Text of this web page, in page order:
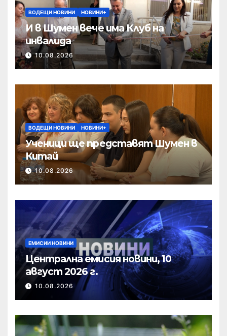
ВОДЕЩИ НОВИНИ НОВИНИ+
И в Шумен вече има Клуб на
инвалида
10.08.2026
ВОДЕЩИ НОВИНИ НОВИНИ+
Ученици ще представят Шумен в
Китай
10.08.2026
ЕМИСИИ НОВИНИ
Централна емисия новини, 10
август 2026 г.
10.08.2026